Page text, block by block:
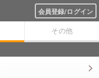
会員登録/ログイン
その他